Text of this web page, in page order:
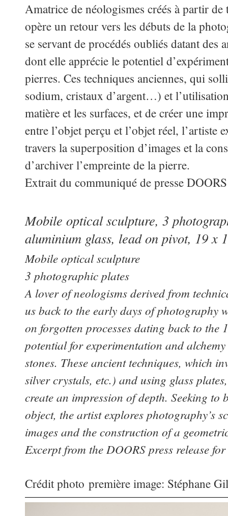
Amatrice de néologismes créés à partir
opère un retour vers les débuts de la
se servant de procédés oubliés datant
dont elle apprécie le potentiel
pierres. Ces techniques anciennes, qui
sodium, cristaux d’argent…) et
matière et les surfaces, et de créer une
entre l’objet perçu et l’objet réel,
travers la superposition d’images et la
d’archiver l’empreinte de la pierre.
Extrait du communiqué de presse
Mobile optical sculpture, 3
aluminium glass, lead on pivot, 19 x
Mobile optical sculpture
3 photographic plates
A lover of neologisms derived from
us back to the early days of
on forgotten processes dating back to
potential for experimentation and
stones. These ancient techniques, which
silver crystals, etc.) and using glass
create an impression of depth. Seeking to
object, the artist explores photography’s
images and the construction of a
Excerpt from the DOORS press release
Crédit photo première image: Stéphane